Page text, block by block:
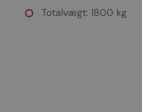
Totalvægt: 1800 kg